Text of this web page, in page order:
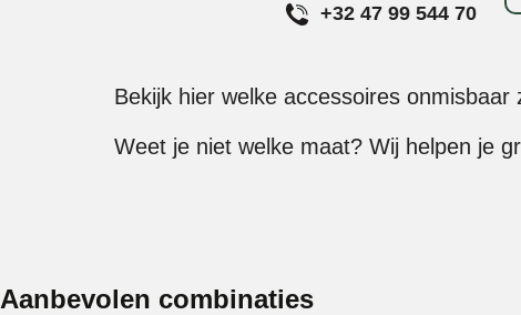
+32 47 99 544 70
Bekijk hier welke accessoires onmisbaar
Weet je niet welke maat? Wij helpen je
Aanbevolen combinaties